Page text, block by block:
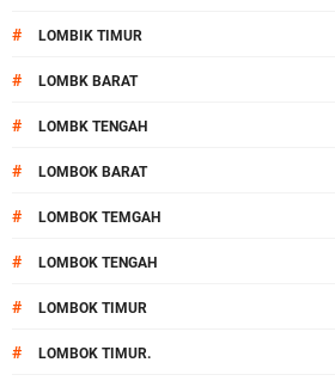
# LOMBIK TIMUR
# LOMBK BARAT
# LOMBK TENGAH
# LOMBOK BARAT
# LOMBOK TEMGAH
# LOMBOK TENGAH
# LOMBOK TIMUR
# LOMBOK TIMUR.